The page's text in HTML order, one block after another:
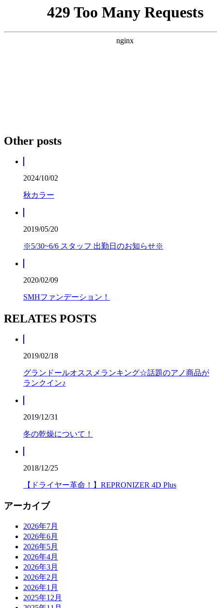
Other posts
2024/10/02
秋カラー
2019/05/20
※5/30~6/6 スタッフ 出勤日のお知らせ※
2020/02/09
SMHファンデーション！
RELATES POSTS
2019/02/18
グランドールオススメランキング☆話題のアノ商品が
ランクイン♪
2019/12/31
冬の乾燥について！
2018/12/25
【ドライヤー革命！】REPRONIZER 4D Plus
アーカイブ
2026年7月
2026年6月
2026年5月
2026年4月
2026年3月
2026年2月
2026年1月
2025年12月